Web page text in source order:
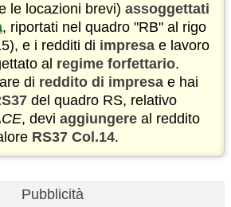
le locazioni brevi) assoggettati
, riportati nel quadro "RB" al rigo
e i redditi di impresa e lavoro
al regime forfettario.
di reddito di impresa e hai
del quadro RS, relativo
, devi aggiungere al reddito
RS37 Col.14.
Pubblicità